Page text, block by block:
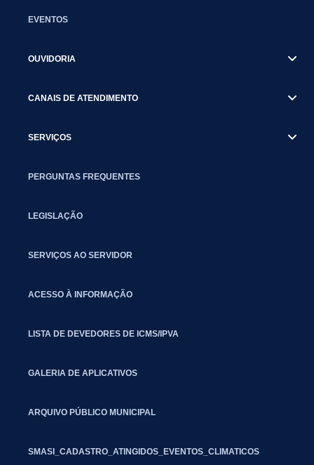
EVENTOS
OUVIDORIA
CANAIS DE ATENDIMENTO
SERVIÇOS
PERGUNTAS FREQUENTES
LEGISLAÇÃO
SERVIÇOS AO SERVIDOR
ACESSO À INFORMAÇÃO
LISTA DE DEVEDORES DE ICMS/IPVA
GALERIA DE APLICATIVOS
ARQUIVO PÚBLICO MUNICIPAL
SMASI_CADASTRO_ATINGIDOS_EVENTOS_CLIMATICOS